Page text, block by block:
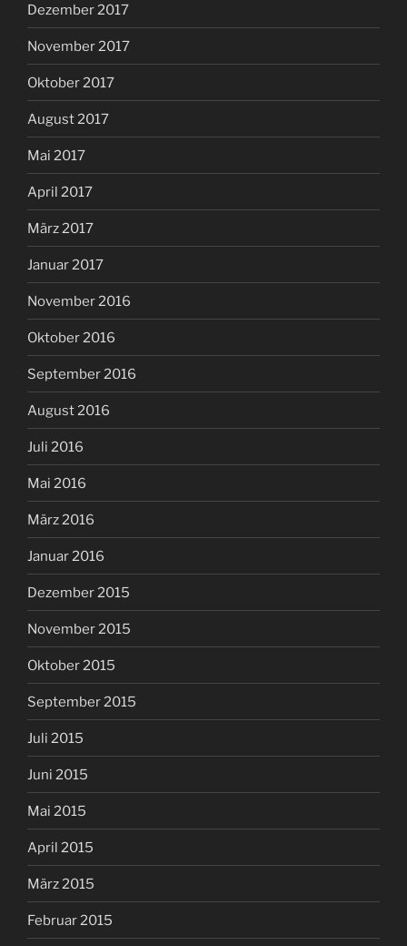
Dezember 2017
November 2017
Oktober 2017
August 2017
Mai 2017
April 2017
März 2017
Januar 2017
November 2016
Oktober 2016
September 2016
August 2016
Juli 2016
Mai 2016
März 2016
Januar 2016
Dezember 2015
November 2015
Oktober 2015
September 2015
Juli 2015
Juni 2015
Mai 2015
April 2015
März 2015
Februar 2015